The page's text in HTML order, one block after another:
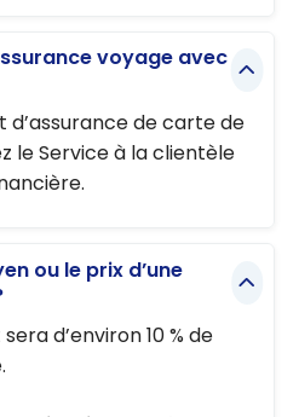
voyage avec
de carte de
le Service à la clientèle
ou le prix d’une
d’environ 10 % de